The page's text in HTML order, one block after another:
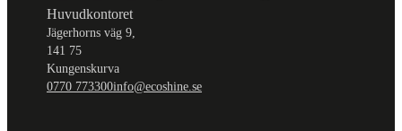
Huvudkontoret
Jägerhorns väg 9,
141 75
Kungenskurva
0770 773300info@ecoshine.se